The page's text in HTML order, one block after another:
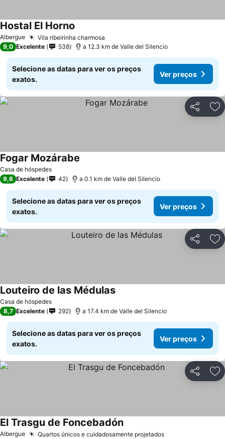
Albergue Vila ribeirinha charmosa
Hostal El Horno
9,0 Excelente 538 a 12.3 km de Valle del Silencio
Selecione as datas para ver os preços
exatos.
Ver preços
Partilhar
Casa de hóspedes
Fogar Mozárabe
9,6 Excelente 42 a 0.1 km de Valle del Silencio
Selecione as datas para ver os preços
exatos.
Ver preços
Partilhar
Casa de hóspedes
Louteiro de las Médulas
8,7 Excelente 292 a 17.4 km de Valle del Silencio
Selecione as datas para ver os preços
exatos.
Ver preços
Partilhar
Albergue Quartos únicos e cuidadosamente projetados
El Trasgu de Foncebadón